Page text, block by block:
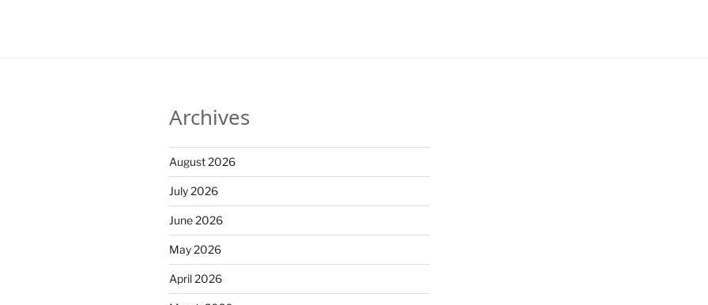
Archives
August 2026
July 2026
June 2026
May 2026
April 2026